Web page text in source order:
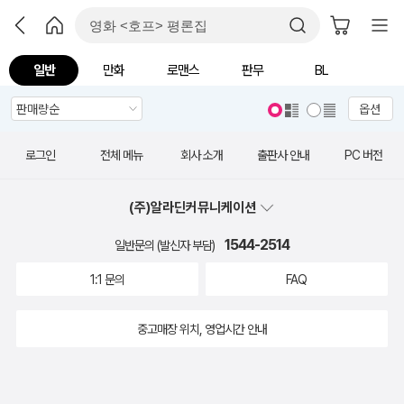
일반 만화 로맨스 판무 BL
옵션
로그인 전체 메뉴 회사 소개 출판사 안내 PC 버전
(주)알라딘커뮤니케이션
일반문의 (발신자 부담) 1544-2514
1:1 문의 FAQ
중고매장 위치, 영업시간 안내